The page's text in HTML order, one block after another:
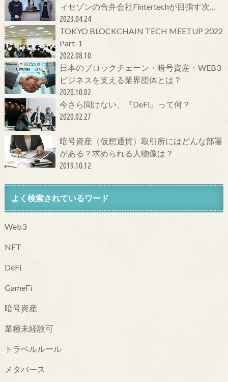
ィセゾンの合弁会社Fintertechが目指す次世
代金融サービスとは
2023.04.24
TOKYO BLOCKCHAIN TECH MEETUP 2022
Part-1
2022.08.10
日本のブロックチェーン・暗号資産・WEB3
ビジネスを支える業界団体とは？
2020.10.02
今さら聞けない、『DeFi』って何？
2020.02.27
暗号資産（仮想通貨）取引所にはどんな部署
がある？求められる人物像は？
2019.10.12
よく検索されているワード
Web3
NFT
DeFi
GameFi
暗号資産
業種未経験可
トラベルルール
メタバース